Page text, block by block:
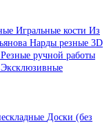
Игральные кости Из
Нарды резные 3D
Резные ручной работы
Эксклюзивные
Доски (без